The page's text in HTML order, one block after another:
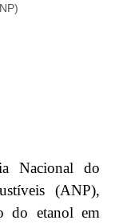
Nacional do
(ANP),
do etanol em